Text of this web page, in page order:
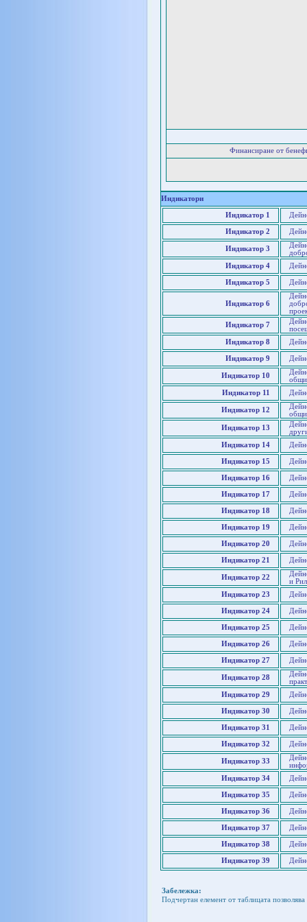
Финансиране от
Индикатори
Индикатор 1
Индикатор 2
Индикатор 3
Индикатор 4
Индикатор 5
Индикатор 6
Индикатор 7
Индикатор 8
Индикатор 9
Индикатор 10
Индикатор 11
Индикатор 12
Индикатор 13
Индикатор 14
Индикатор 15
Индикатор 16
Индикатор 17
Индикатор 18
Индикатор 19
Индикатор 20
Индикатор 21
Индикатор 22
и
Индикатор 23
Индикатор 24
Индикатор 25
Индикатор 26
Индикатор 27
Индикатор 28
Индикатор 29
Индикатор 30
Индикатор 31
Индикатор 32
Индикатор 33
Индикатор 34
Индикатор 35
Индикатор 36
Индикатор 37
Индикатор 38
Индикатор 39
Забележка:
Подчертан елемент от таблицата